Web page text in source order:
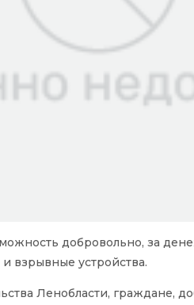
добровольно, за
взрывные устройства.
Ленобласти, граждане,